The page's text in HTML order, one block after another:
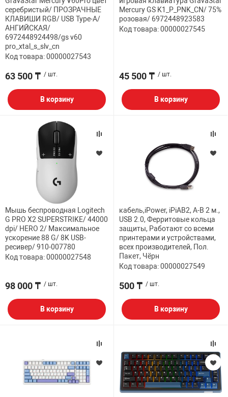
серебристый/ ПРОЗРАЧНЫЕ
КЛАВИШИ RGB/ USB Type-A/
АНГИЙСКАЯ/
6972448924498/gs v60
pro_xtal_s_slv_cn
Код товара: 00000027543
63 500 ₸ / шт.
В корзину
Mercury GS K1_P_PNK_CN/ 75%
розовая/ 6972448923583
Код товара: 00000027545
45 500 ₸ / шт.
В корзину
Мышь беспроводная Logitech
G PRO X2 SUPERSTRIKE/ 44000
dpi/ HERO 2/ Максимальное
ускорение 88 G/ 8K USB-
ресивер/ 910-007780
Код товара: 00000027548
98 000 ₸ / шт.
В корзину
кабель,iPower, iPiAB2, A-B 2 м.,
USB 2.0, Ферритовые кольца
защиты, Работают со всеми
принтерами и устройствами,
всех производителей, Пол.
Пакет, Чёрн
Код товара: 00000027549
500 ₸ / шт.
В корзину